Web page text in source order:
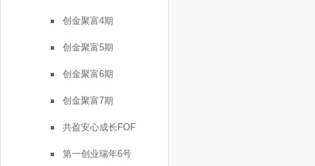
创金聚富4期
创金聚富5期
创金聚富6期
创金聚富7期
共盈安心成长FOF
第一创业瑞年6号